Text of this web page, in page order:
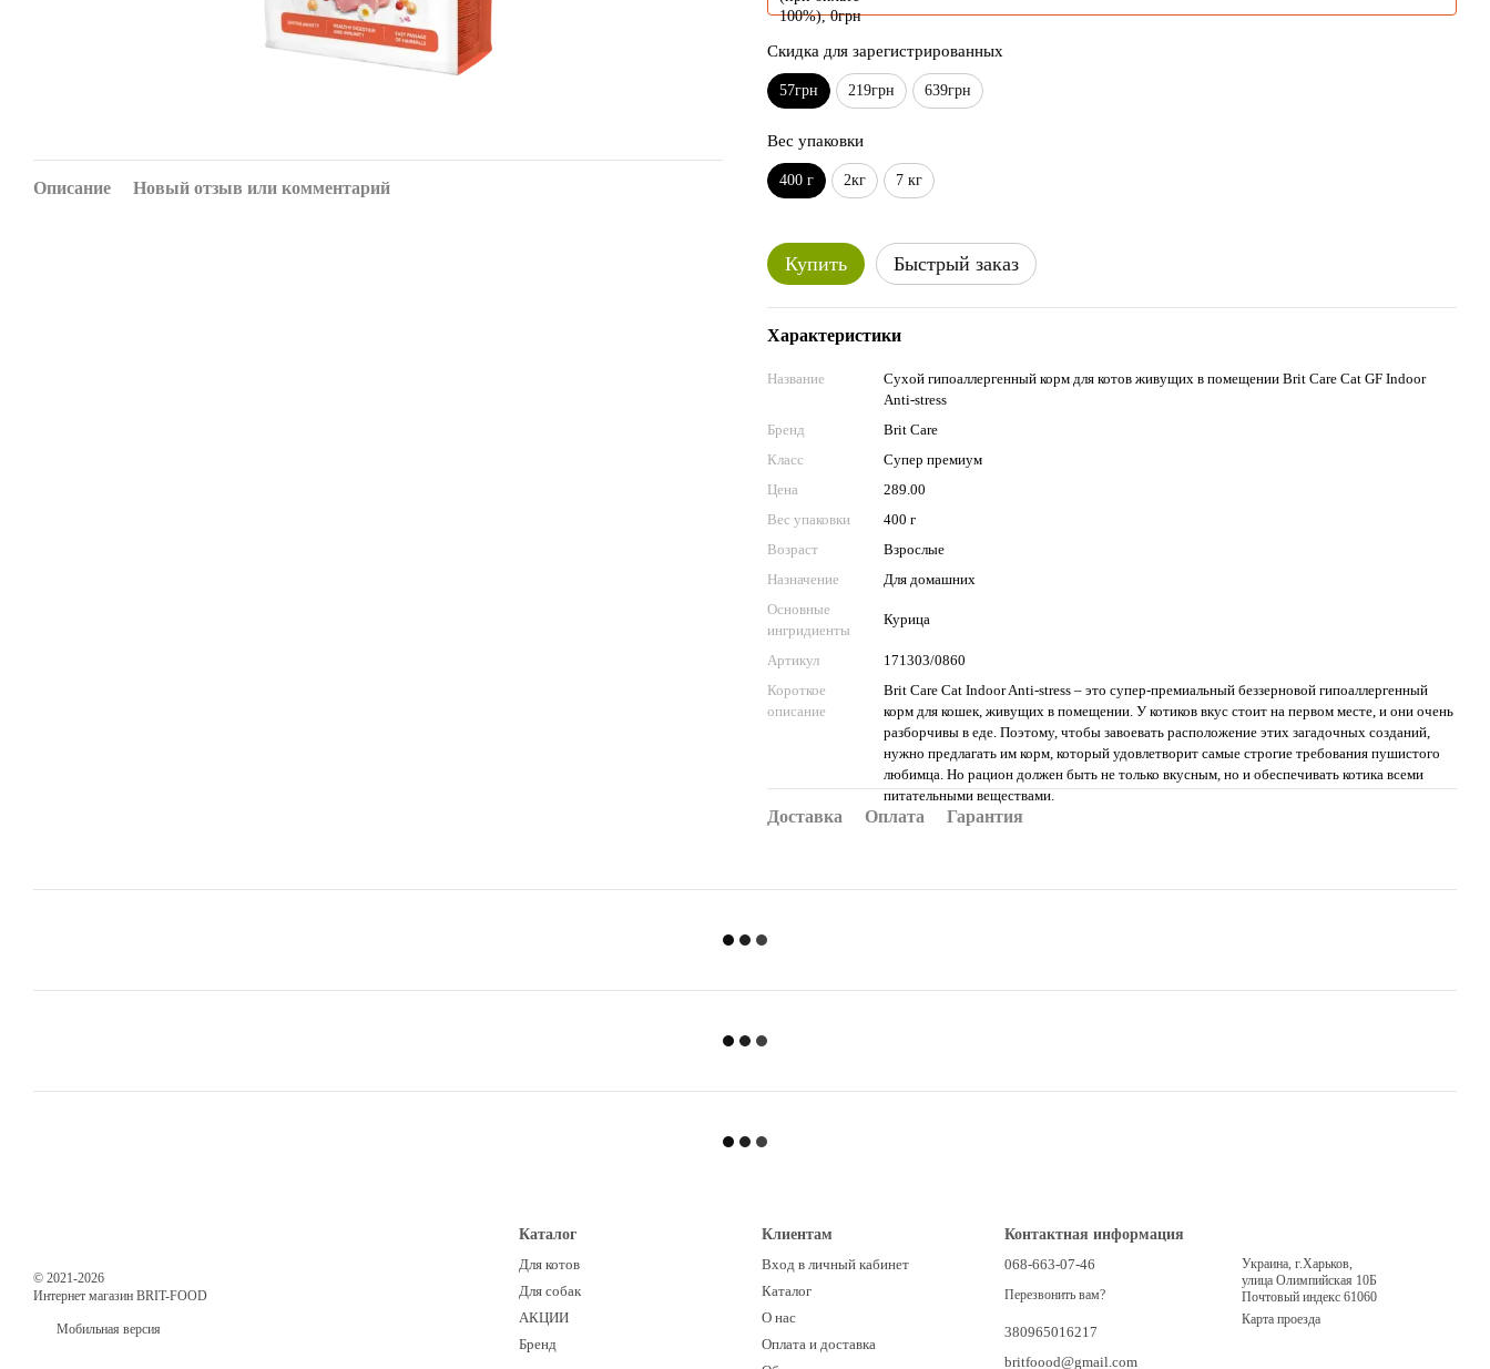
Описание Новый отзыв или комментарий
Скидка для зарегистрированных
57грн 219грн 639грн
Вес упаковки
400 г 2кг 7 кг
Купить Быстрый заказ
Характеристики
Название
Сухой гипоаллергенный корм для котов живущих в помещении Brit Care Cat GF Indoor
Anti-stress
Бренд
Brit Care
Класс
Супер премиум
Цена
289.00
Вес упаковки
400 г
Возраст
Взрослые
Назначение
Для домашних
Основные
ингридиенты
Курица
Артикул
171303/0860
Короткое
описание
Brit Care Cat Indoor Anti-stress – это супер-премиальный беззерновой гипоаллергенный
корм для кошек, живущих в помещении. У котиков вкус стоит на первом месте, и они очень
разборчивы в еде. Поэтому, чтобы завоевать расположение этих загадочных созданий,
нужно предлагать им корм, который удовлетворит самые строгие требования пушистого
любимца. Но рацион должен быть не только вкусным, но и обеспечивать котика всеми
питательными веществами.
Доставка Оплата Гарантия
© 2021-2026
Интернет магазин BRIT-FOOD
Мобильная версия
Каталог
Для котов
Для собак
АКЦИИ
Бренд
Клиентам
Вход в личный кабинет
Каталог
О нас
Оплата и доставка
Контактная информация
068-663-07-46
Перезвонить вам?
380965016217
britfoood@gmail.com
Украина, г.Харьков,
улица Олимпийская 10Б
Почтовый индекс 61060
Карта проезда